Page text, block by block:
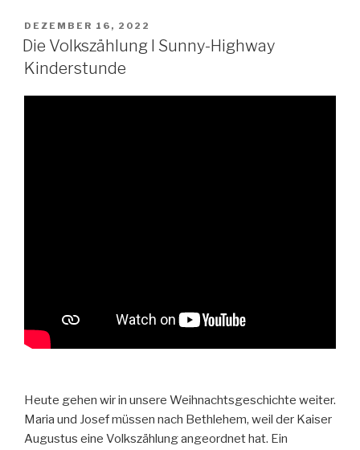
VERÖFFENTLICHT
AM
DEZEMBER 16, 2022
Die Volkszählung I Sunny-Highway
Kinderstunde
Heute gehen wir in unsere Weihnachtsgeschichte weiter.
Maria und Josef müssen nach Bethlehem, weil der Kaiser
Augustus eine Volkszählung angeordnet hat. Ein